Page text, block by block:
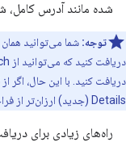
شده مانند آدرس کامل،
توجه:
Details (جدید) ارزان‌تر از فراخوانی یکی از APIهای جستجو است.
راه‌های زیادی برای